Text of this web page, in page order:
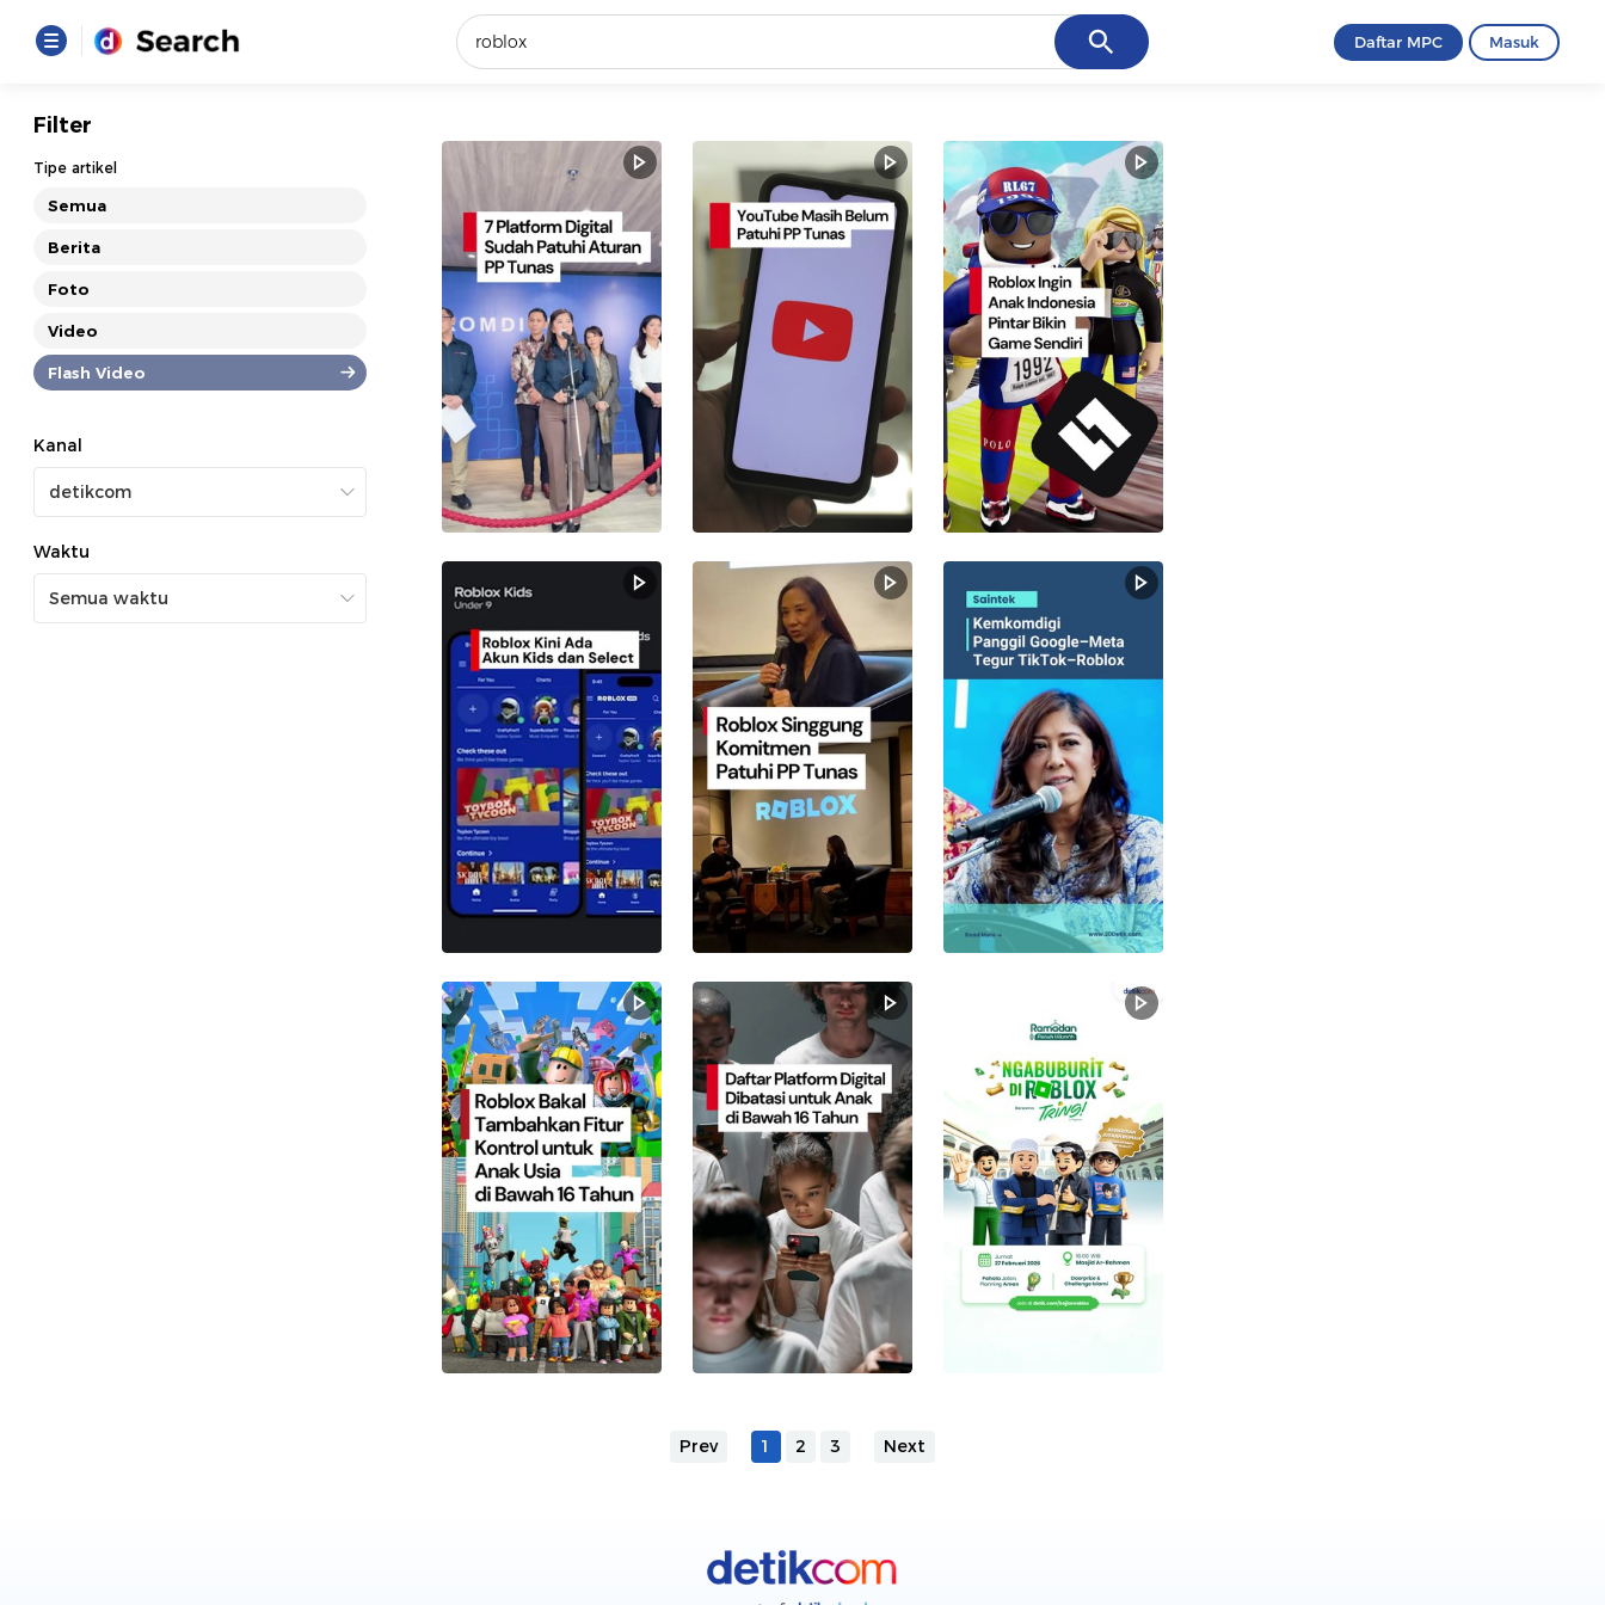
Cancel
Promoted
Terakhir yang dicari
Loading...
Daftar MPC Masuk
Filter
Tipe artikel
Semua
Berita
Foto
Video
Flash Video
Kanal
Waktu
Prev 1 2 3 Next